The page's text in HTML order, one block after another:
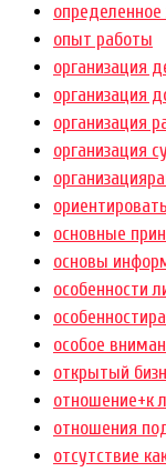
определенное
опыт работы
организация
организация
организация
организация
основные
основы
особенности
особое
открытый
отношение+к
отношения
отсутствие